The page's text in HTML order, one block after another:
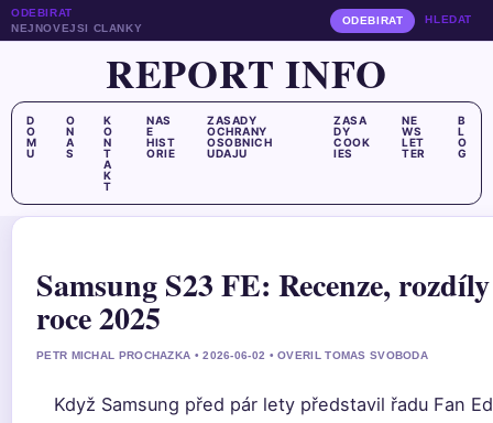
ODEBIRAT
NEJNOVEJSI CLANKY
ODEBIRAT HLEDAT
REPORT INFO
D
O
M
U
O
N
A
S
K
O
N
T
A
K
T
NAS
E
HIST
ORIE
ZASADY
OCHRANY
OSOBNICH
UDAJU
ZASA
DY
COOK
IES
NE
WS
LET
TER
B
L
O
G
Samsung S23 FE: Recenze,
roce 2025
PETR MICHAL PROCHAZKA • 2026-06-02 • OVERIL TOMAS SVOBODA
Když Samsung před pár lety představil řadu Fan